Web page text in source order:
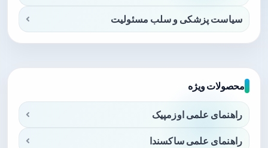
سیاست پزشکی و سلب مسئولیت
محصولات ویژه
راهنمای علمی اوزمپیک
راهنمای علمی ساکسندا